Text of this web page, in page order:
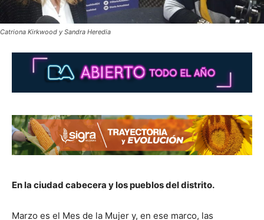
Catriona Kirkwood y Sandra Heredia
En la ciudad cabecera y los pueblos del distrito.
Marzo es el Mes de la Mujer y, en ese marco, las